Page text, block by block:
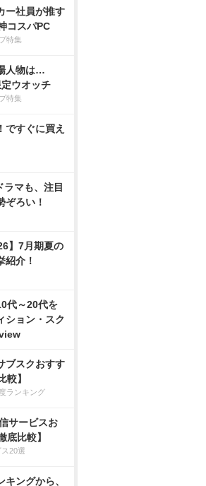
ー社員が推す
コスパPC
特集
人物は…
定ウオッチ
特集
ですぐに買え
マも、注目
ぞろい！
】7月期夏の
紹介！
代～20代を
ション・スク
ブスクおすす
較】
ランキング
サービスお
底比較】
20選
ングから、